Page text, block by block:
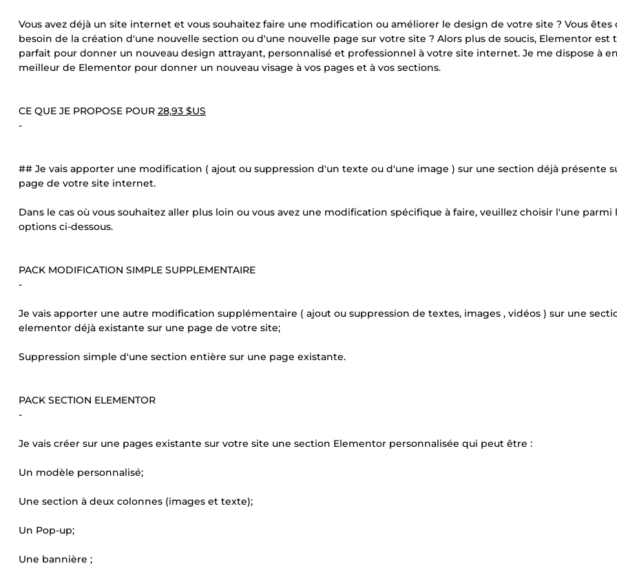
Vous avez déjà un site internet et vous souhaitez faire une modification ou améliorer le design de votre site ? Vous êtes
besoin de la création d'une nouvelle section ou d'une nouvelle page sur votre site ? Alors plus de soucis, Elementor est
parfait pour donner un nouveau design attrayant, personnalisé et professionnel à votre site internet. Je me dispose à
meilleur de Elementor pour donner un nouveau visage à vos pages et à vos sections.
CE QUE JE PROPOSE POUR 28,93 $US
-
## Je vais apporter une modification ( ajout ou suppression d'un texte ou d'une image ) sur une section déjà présente
page de votre site internet.
Dans le cas où vous souhaitez aller plus loin ou vous avez une modification spécifique à faire, veuillez choisir l'une parmi
options ci-dessous.
PACK MODIFICATION SIMPLE SUPPLEMENTAIRE
-
Je vais apporter une autre modification supplémentaire ( ajout ou suppression de textes, images , vidéos ) sur une
elementor déjà existante sur une page de votre site;
Suppression simple d'une section entière sur une page existante.
PACK SECTION ELEMENTOR
-
Je vais créer sur une pages existante sur votre site une section Elementor personnalisée qui peut être :
Un modèle personnalisé;
Une section à deux colonnes (images et texte);
Un Pop-up;
Une bannière ;